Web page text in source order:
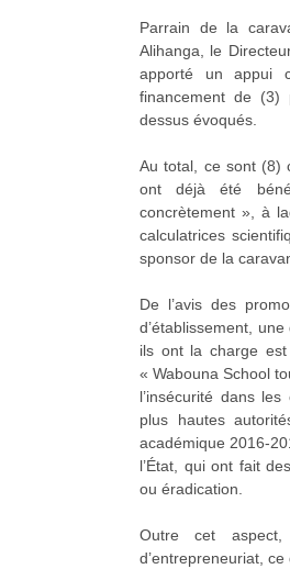
Parrain de la
Alihanga, le
apporté un appui
financement de (3)
dessus évoqués.
Au total, ce sont (8)
ont déjà été
concrètement », à
calculatrices
sponsor de la
De l’avis des
d’établissement,
ils ont la charge
« Wabouna School
l’insécurité dans
plus hautes
académique 2016-
l’État, qui ont fait
ou éradication.
Outre cet
d’entrepreneuriat,